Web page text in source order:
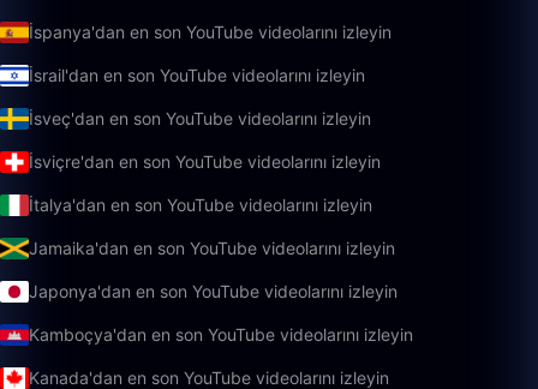
İspanya'dan en son YouTube videolarını izleyin
İsrail'dan en son YouTube videolarını izleyin
İsveç'dan en son YouTube videolarını izleyin
İsviçre'dan en son YouTube videolarını izleyin
İtalya'dan en son YouTube videolarını izleyin
Jamaika'dan en son YouTube videolarını izleyin
Japonya'dan en son YouTube videolarını izleyin
Kamboçya'dan en son YouTube videolarını izleyin
Kanada'dan en son YouTube videolarını izleyin